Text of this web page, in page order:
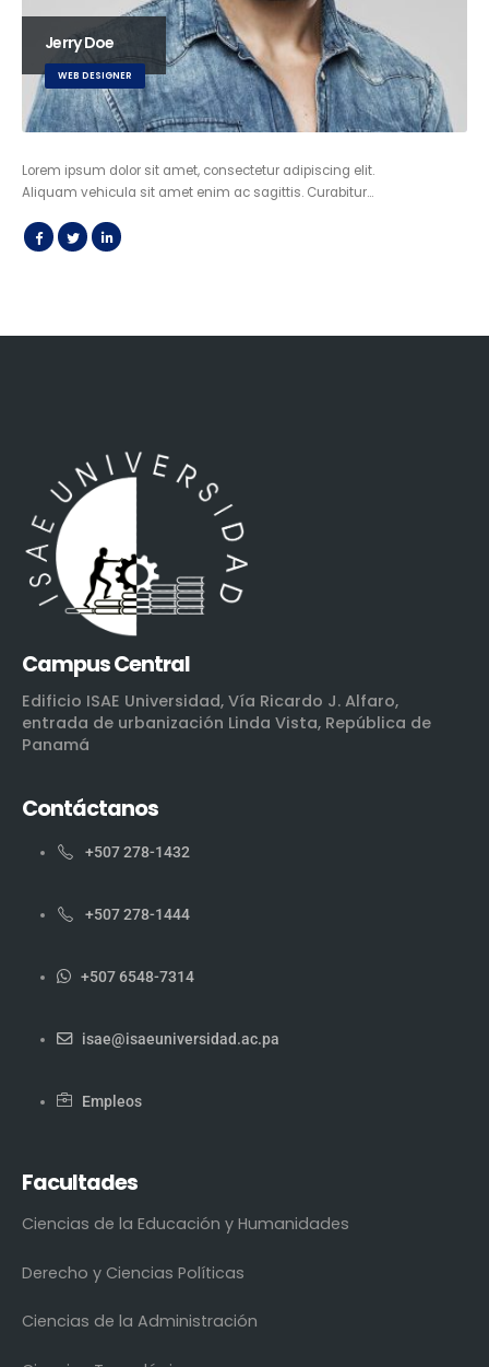
Jerry Doe
WEB DESIGNER
Lorem ipsum dolor sit amet, consectetur adipiscing elit.
Aliquam vehicula sit amet enim ac sagittis. Curabitur…
Campus Central
Edificio ISAE Universidad, Vía Ricardo J. Alfaro,
entrada de urbanización Linda Vista, República de
Panamá
Contáctanos
+507 278-1432
+507 278-1444
+507 6548-7314
isae@isaeuniversidad.ac.pa
Empleos
Facultades
Ciencias de la Educación y Humanidades
Derecho y Ciencias Políticas
Ciencias de la Administración